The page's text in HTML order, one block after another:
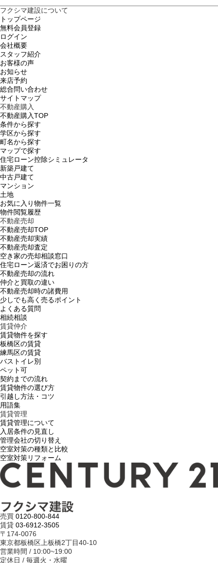
フクシマ建設について
トップページ
無料会員登録
ログイン
会社概要
スタッフ紹介
お客様の声
お知らせ
来店予約
総合問い合わせ
サイトマップ
不動産購入
不動産購入TOP
条件から探す
学区から探す
町名から探す
マップで探す
住宅ローン控除シミュレータ
新築戸建て
中古戸建て
マンション
土地
お気に入り物件一覧
物件閲覧履歴
不動産売却
不動産売却TOP
不動産売却実績
不動産売却査定
空き家の売却相談窓口
住宅ローン返済でお困りの方
不動産売却の流れ
仲介と買取の違い
不動産売却時の諸費用
少しでも高く売るポイント
よくある質問
相続相談
賃貸仲介
賃貸物件を探す
板橋区の賃貸
練馬区の賃貸
バストイレ別
ペット可
契約までの流れ
賃貸物件の選び方
引越し方法・コツ
用語集
賃貸管理
賃貸管理について
入居条件の見直し
管理会社の切り替え
空室対策の種類と比較
空室対策リフォーム
売買 0120-800-844
賃貸 03-6912-3505
〒174-0076
東京都板橋区上板橋2丁目40-10
営業時間 / 10:00~19:00
定休日 / 毎週火・水曜